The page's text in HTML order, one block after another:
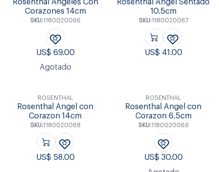
Rosenthal Angeles Con
Corazones 14cm
SKU:1180020066
US$ 69.00
Agotado
Rosenthal Angel Sentado
10.5cm
SKU:1180020067
US$ 41.00
ROSENTHAL
Rosenthal Angel con
Corazon 14cm
SKU:1180020068
US$ 58.00
ROSENTHAL
Rosenthal Angel con
Corazon 6.5cm
SKU:1180020069
US$ 30.00